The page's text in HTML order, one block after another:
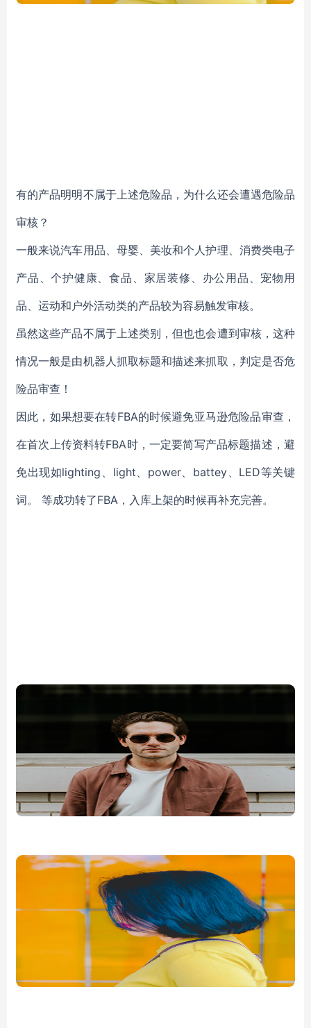
有的产品明明不属于上述危险品，为什么还会遭遇危险品
审核？
一般来说汽车用品、母婴、美妆和个人护理、消费类电子
产品、个护健康、食品、家居装修、办公用品、宠物用
品、运动和户外活动类的产品较为容易触发审核。
虽然这些产品不属于上述类别，但也也会遭到审核，这种
情况一般是由机器人抓取标题和描述来抓取，判定是否危
险品审查！
因此，如果想要在转FBA的时候避免亚马逊危险品审查，
在首次上传资料转FBA时，一定要简写产品标题描述，避
免出现如lighting、light、power、battey、LED等关键
词。 等成功转了FBA，入库上架的时候再补充完善。